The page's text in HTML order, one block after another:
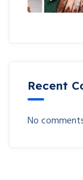
Recent
No